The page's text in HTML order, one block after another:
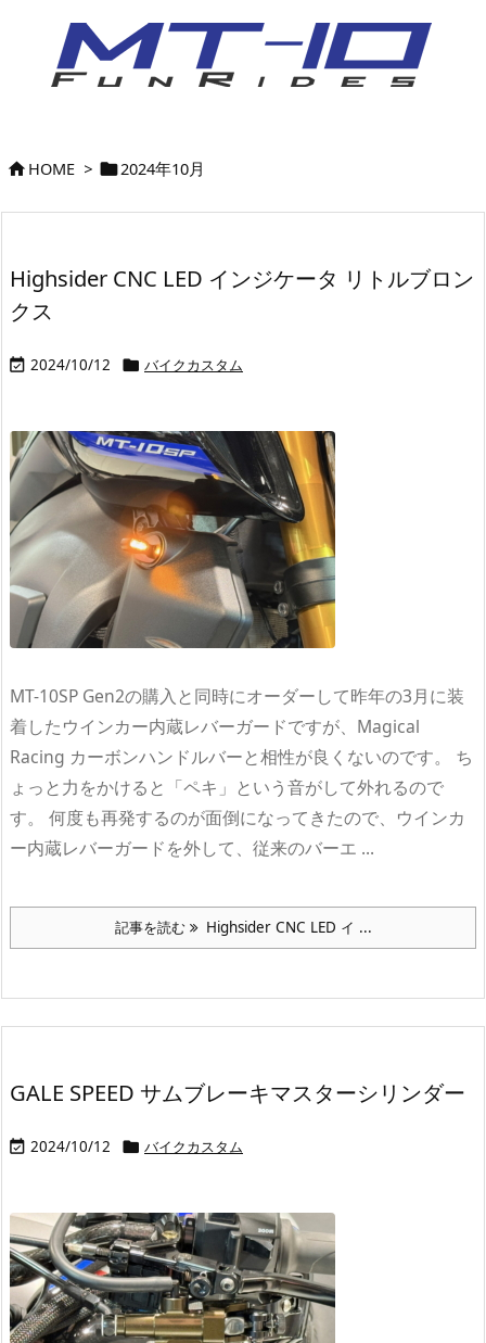
 HOME > 2024年10月
Highsider CNC LED インジケータ リトルブロン
クス
 2024/10/12  バイクカスタム
MT-10SP Gen2の購入と同時にオーダーして昨年の3月に装
着したウインカー内蔵レバーガードですが、Magical
Racing カーボンハンドルバーと相性が良くないのです。 ち
ょっと力をかけると「ペキ」という音がして外れるので
す。 何度も再発するのが面倒になってきたので、ウインカ
ー内蔵レバーガードを外して、従来のバーエ ...
記事を読む Highsider CNC LED イ ...
GALE SPEED サムブレーキマスターシリンダー
 2024/10/12  バイクカスタム